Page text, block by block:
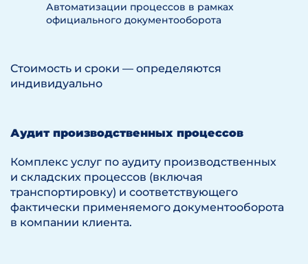
Автоматизации процессов в рамках
официального документооборота
Стоимость и сроки — определяются
индивидуально
Аудит производственных процессов
Комплекс услуг по аудиту производственных
и складских процессов (включая
транспортировку) и соответствующего
фактически применяемого документооборота
в компании клиента.